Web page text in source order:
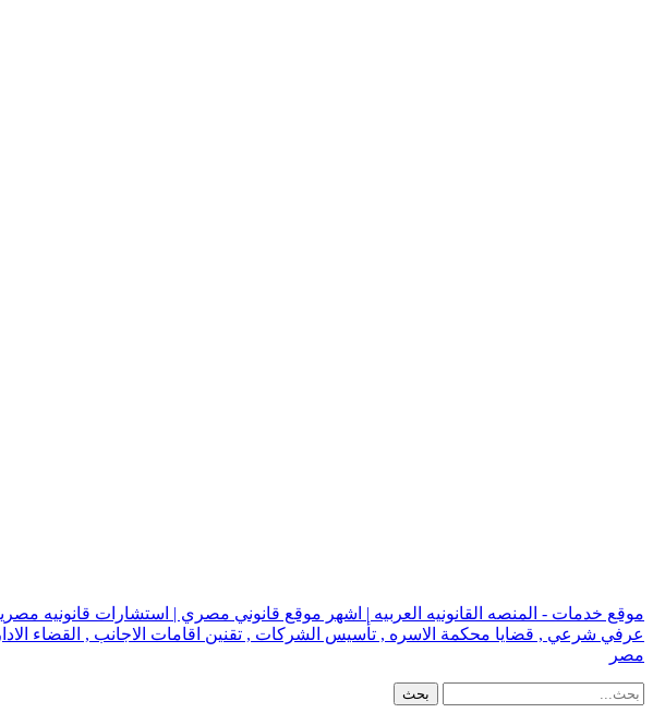
موقع خدمات - المنصه القانونيه العربيه | اشهر موقع قانوني مصري | استشارات قانونيه
عرفي شرعي , قضايا محكمة الاسره , تأسيس الشركات , تقنين اقامات الاجانب , القضاء
مصر